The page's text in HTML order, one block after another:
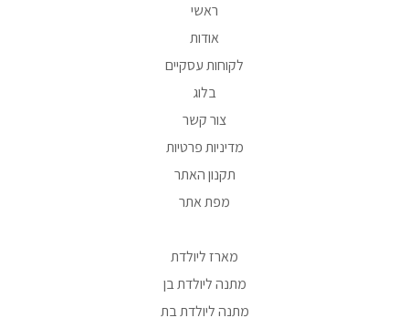
ראשי
אודות
לקוחות עסקיים
בלוג
צור קשר
מדיניות פרטיות
תקנון האתר
מפת אתר
מארז ליולדת
מתנה ליולדת בן
מתנה ליולדת בת